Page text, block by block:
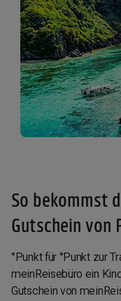
So bekommst
Gutschein von
°Punkt für °Punkt zur
meinReisebüro ein
Gutschein von